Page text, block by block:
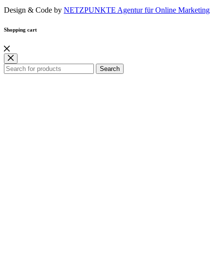
Design & Code by NETZPUNKTE Agentur für Online Marketing
Shopping cart
Search